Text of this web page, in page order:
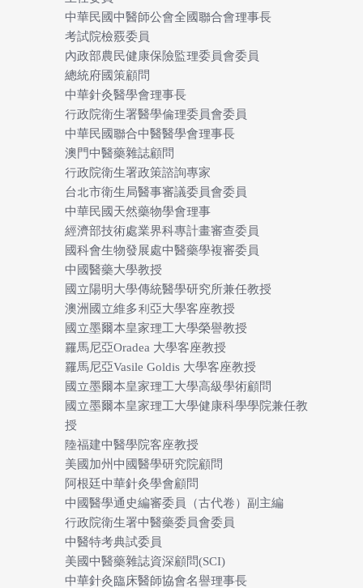
中華民國中醫師公會全國聯合會理事長
考試院檢覈委員
內政部農民健康保險監理委員會委員
總統府國策顧問
中華針灸醫學會理事長
行政院衛生署醫學倫理委員會委員
中華民國聯合中醫醫學會理事長
澳門中醫藥雜誌顧問
行政院衛生署政策諮詢專家
台北市衛生局醫事審議委員會委員
中華民國天然藥物學會理事
經濟部技術處業界科專計畫審查委員
國科會生物發展處中醫藥學複審委員
中國醫藥大學教授
國立陽明大學傳統醫學研究所兼任教授
澳洲國立維多利亞大學客座教授
國立墨爾本皇家理工大學榮譽教授
羅馬尼亞Oradea 大學客座教授
羅馬尼亞Vasile Goldis 大學客座教授
國立墨爾本皇家理工大學高級學術顧問
國立墨爾本皇家理工大學健康科學學院兼任教
授
陸福建中醫學院客座教授
美國加州中國醫學研究院顧問
阿根廷中華針灸學會顧問
中國醫學通史編審委員（古代卷）副主編
行政院衛生署中醫藥委員會委員
中醫特考典試委員
美國中醫藥雜誌資深顧問(SCI)
中華針灸臨床醫師協會名譽理事長